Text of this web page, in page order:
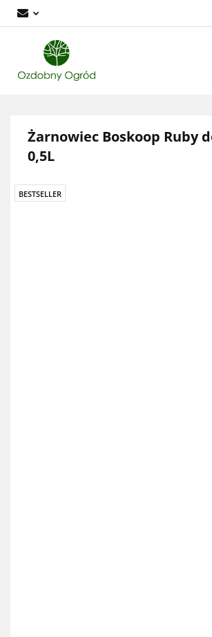
Żarnowiec Boskoop Ruby
0,5L
BESTSELLER